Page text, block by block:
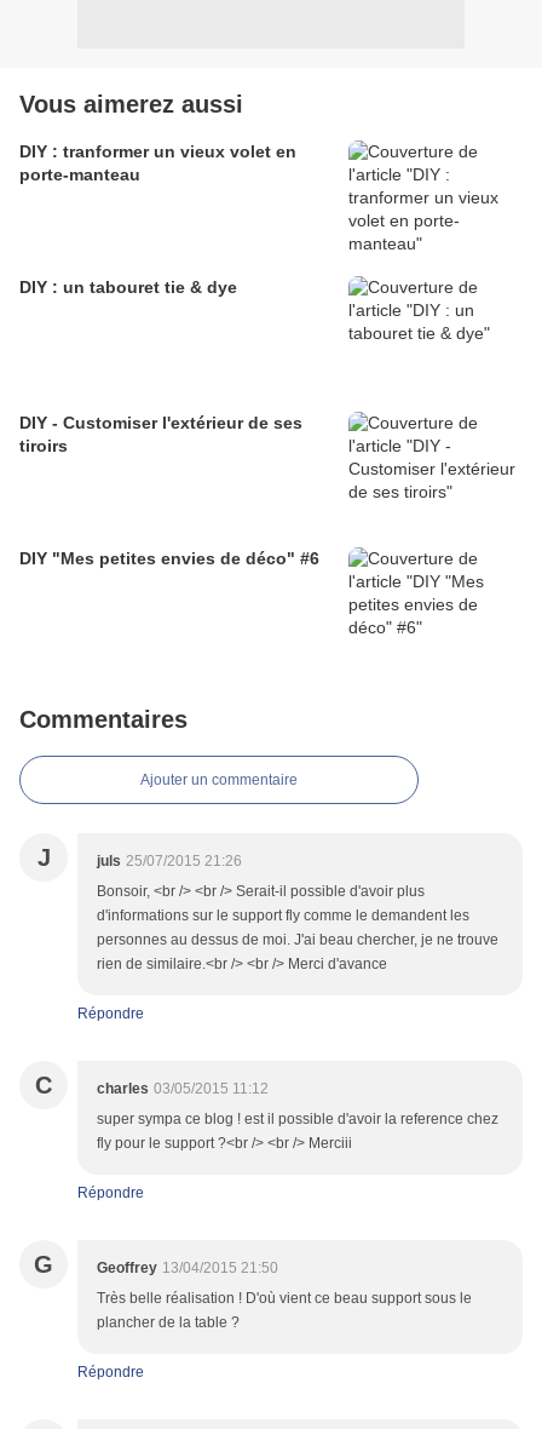
Vous aimerez aussi
DIY : tranformer un vieux volet en
porte-manteau
DIY : un tabouret tie & dye
DIY - Customiser l'extérieur de ses
tiroirs
DIY "Mes petites envies de déco" #6
Commentaires
Ajouter un commentaire
J juls 25/07/2015 21:26
Bonsoir, <br /> <br /> Serait-il possible d'avoir plus
d'informations sur le support fly comme le demandent les
personnes au dessus de moi. J'ai beau chercher, je ne trouve
rien de similaire.<br /> <br /> Merci d'avance
Répondre
C charles 03/05/2015 11:12
super sympa ce blog ! est il possible d'avoir la reference chez
fly pour le support ?<br /> <br /> Merciii
Répondre
G Geoffrey 13/04/2015 21:50
Très belle réalisation ! D'où vient ce beau support sous le
plancher de la table ?
Répondre